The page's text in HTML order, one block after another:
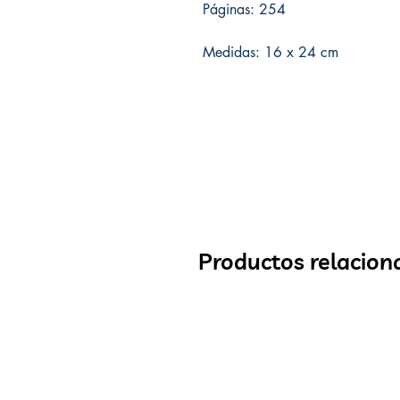
Páginas: 254
Medidas: 16 x 24 cm
Productos